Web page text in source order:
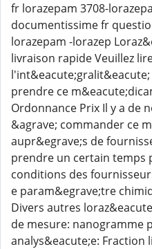
fr lorazepam 3708-
documentissime fr
lorazepam -lorazep
livraison rapide Veuillez
prendre ce
Ordonnance Prix Il y a de
&agrave; commander ce
aupr&egrave;s de
prendre un certain temps
conditions des
e param&egrave;tre
Divers autres
de mesure: nanogramme
analys&eacute;e: